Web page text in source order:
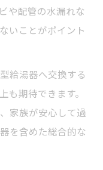
や配管の水漏れな
いことがポイント
給湯器へ交換する
も期待できます。
家族が安心して過
を含めた総合的な